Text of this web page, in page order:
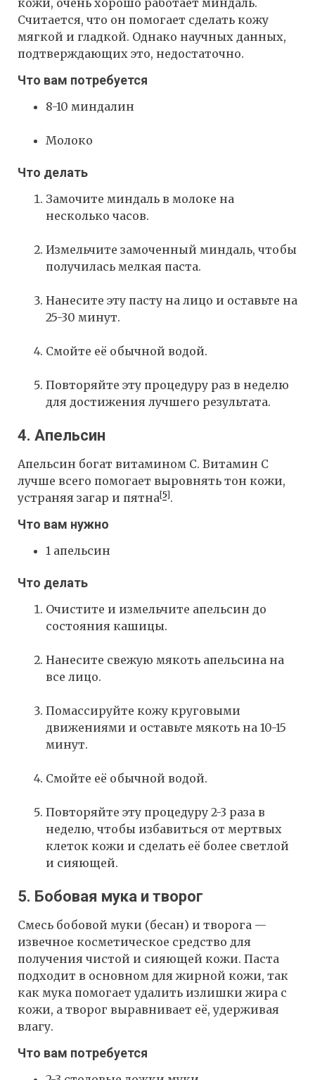
кожи, очень хорошо работает миндаль.
Считается, что он помогает сделать кожу
мягкой и гладкой. Однако научных данных,
подтверждающих это, недостаточно.
Что вам потребуется
8-10 миндалин
Молоко
Что делать
Замочите миндаль в молоке на
несколько часов.
Измельчите замоченный миндаль, чтобы
получилась мелкая паста.
Нанесите эту пасту на лицо и оставьте на
25-30 минут.
Смойте её обычной водой.
Повторяйте эту процедуру раз в неделю
для достижения лучшего результата.
4. Апельсин
Апельсин богат витамином С. Витамин С
лучше всего помогает выровнять тон кожи,
устраняя загар и пятна[5].
Что вам нужно
1 апельсин
Что делать
Очистите и измельчите апельсин до
состояния кашицы.
Нанесите свежую мякоть апельсина на
все лицо.
Помассируйте кожу круговыми
движениями и оставьте мякоть на 10-15
минут.
Смойте её обычной водой.
Повторяйте эту процедуру 2-3 раза в
неделю, чтобы избавиться от мертвых
клеток кожи и сделать её более светлой
и сияющей.
5. Бобовая мука и творог
Смесь бобовой муки (бесан) и творога —
извечное косметическое средство для
получения чистой и сияющей кожи. Паста
подходит в основном для жирной кожи, так
как мука помогает удалить излишки жира с
кожи, а творог выравнивает её, удерживая
влагу.
Что вам потребуется